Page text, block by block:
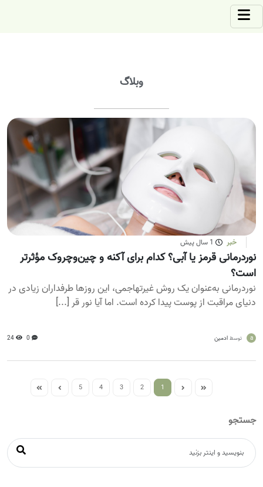
وبلاگ
خبر 1 سال پیش
نوردرمانی قرمز یا آبی؟ کدام برای آکنه و چین‌وچروک مؤثرتر
است؟
نوردرمانی به‌عنوان یک روش غیرتهاجمی، این روزها طرفداران زیادی در
دنیای مراقبت از پوست پیدا کرده است. اما آیا نور قر [...]
a توسط ادمین 0
24
1
2
3
4
5
جستجو